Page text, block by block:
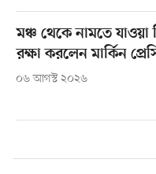
মঞ্চ থেকে নামতে
রক্ষা করলেন মার্কিন
০৬ আগস্ট ২০২৬